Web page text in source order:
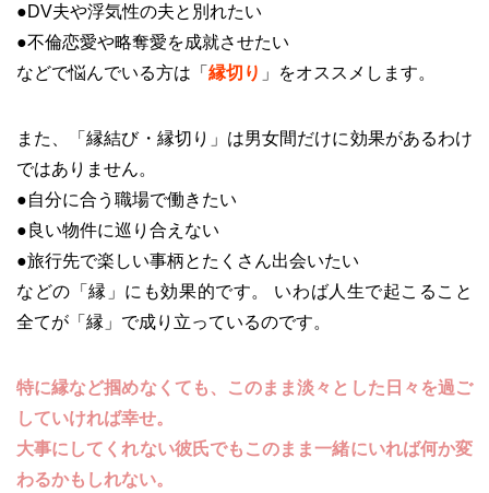
●DV夫や浮気性の夫と別れたい
●不倫恋愛や略奪愛を成就させたい
などで悩んでいる方は「 縁切り 」をオススメします。
また、「縁結び・縁切り」は男女間だけに効果があるわけ
ではありません。
●自分に合う職場で働きたい
●良い物件に巡り合えない
●旅行先で楽しい事柄とたくさん出会いたい
などの「縁」にも効果的です。 いわば人生で起こること
全てが「縁」で成り立っているのです。
特に縁など掴めなくても、このまま淡々とした日々を過ご
していければ幸せ。
大事にしてくれない彼氏でもこのまま一緒にいれば何か変
わるかもしれない。